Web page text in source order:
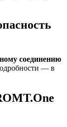
соединению
— в